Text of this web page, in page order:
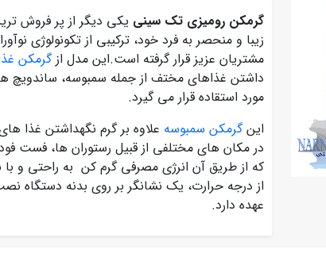
گرمکن رومیزی تک سینی یکی دیگر از پر فروش
زیبا و منحصر به فرد خود، ترکیبی از تکونولوژی
مشتریان عزیز قرار گرفته است.این مدل ازگرمکن
داشتن غذاهای مختف از جمله سمبوسه،
مورد استقاده قرار می گیرد.
اینگرمکن سمبوسه علاوه بر گرم نگهداشتن غذا
در مکان های مختلفی از قبیل رستوران ها، فست
که از طریق آن انرژی مصرفی گرم کن به راحتی و با
عهده دارد.